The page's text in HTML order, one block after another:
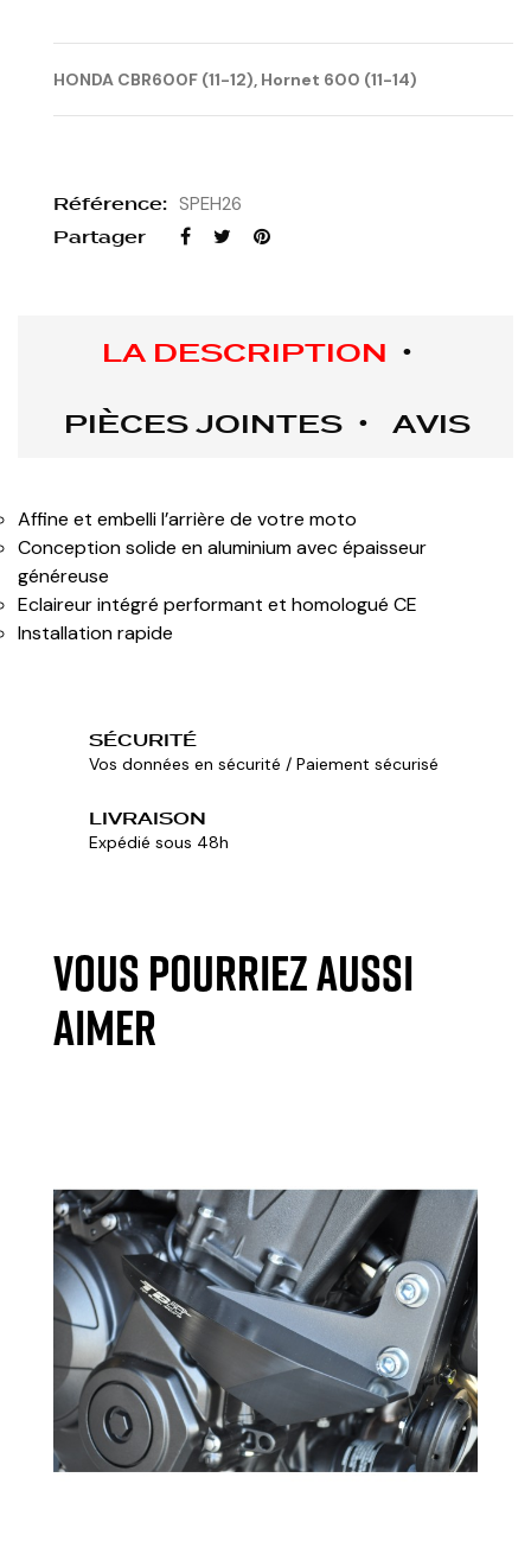
HONDA CBR600F (11-12), Hornet 600 (11-14)
Référence: SPEH26
Partager
LA DESCRIPTION
PIÈCES JOINTES
AVIS
Affine et embelli l’arrière de votre moto
Conception solide en aluminium avec épaisseur
généreuse
Eclaireur intégré performant et homologué CE
Installation rapide
SÉCURITÉ
Vos données en sécurité / Paiement sécurisé
LIVRAISON
Expédié sous 48h
VOUS POURRIEZ AUSSI
AIMER